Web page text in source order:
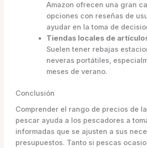
Amazon ofrecen una gran
opciones con reseñas de
ayudar en la toma de
Tiendas locales de
Suelen tener rebajas
neveras portátiles,
meses de verano.
Conclusión
Comprender el rango de precios de
pescar ayuda a los pescadores a
informadas que se ajusten a sus
presupuestos. Tanto si pescas